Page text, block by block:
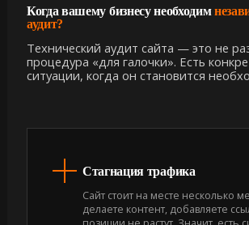
Когда вашему бизнесу необходим
аудит?
Технический аудит сайта — это не
процедура «для галочки». Есть
ситуации, когда он становится
Стагнация трафика
Сайт стоит на месте несколько
делаете контент, добавляете